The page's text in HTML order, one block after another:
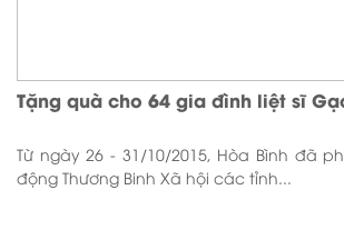
Tặng quà cho 64 gia đình liệt sĩ
Từ ngày 26 - 31/10/2015, Hòa Bình đã
động Thương Binh Xã hội các tỉnh...